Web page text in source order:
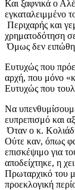
Και ξαφνικά ο
εγκαταλειμμένο
Περιχαρής και
χρηματοδότηση
Όμως δεν
Ευτυχώς που
αρχή, που μόνο
Ευτυχώς που
Να
ευπρεπισμό και
Όταν ο κ.
Ούτε καν, όπως
επισκέψιμο για
αποδείχτηκε, η
Πρωταρχικό του
προεκλογική